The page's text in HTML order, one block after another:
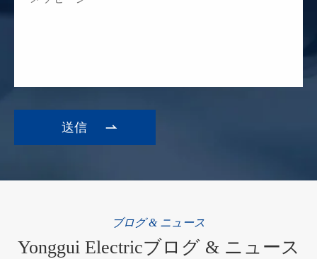

ブログ & ニュース
Yonggui Electricブログ & ニュース